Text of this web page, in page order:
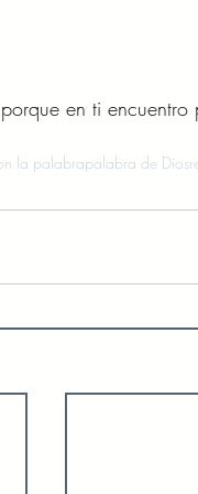
en ti encuentro
la palabrapalabra de Dios